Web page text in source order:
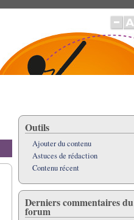
Outils
Ajouter du contenu
Astuces de rédaction
Contenu récent
Derniers commentaires du
forum